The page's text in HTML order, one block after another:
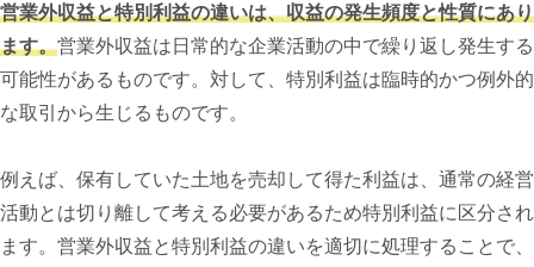
営業外収益と特別利益の違いは、収益の発生頻度と性質にあり
ます。営業外収益は日常的な企業活動の中で繰り返し発生する
可能性があるものです。対して、特別利益は臨時的かつ例外的
な取引から生じるものです。
例えば、保有していた土地を売却して得た利益は、通常の経営
活動とは切り離して考える必要があるため特別利益に区分され
ます。営業外収益と特別利益の違いを適切に処理することで、